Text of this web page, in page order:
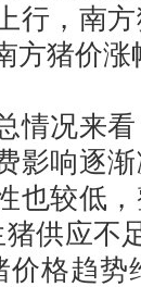
行，南
方猪价涨
况来看
影响逐
也较低
供应不
价格趋